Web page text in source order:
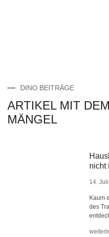
DINO BEITRÄGE
ARTIKEL MIT
MÄNGEL
nicht
14.
Kaum
des